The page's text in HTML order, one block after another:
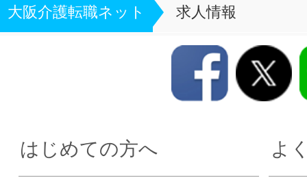
大阪介護転職ネット 求人情報
はじめての方へ よ